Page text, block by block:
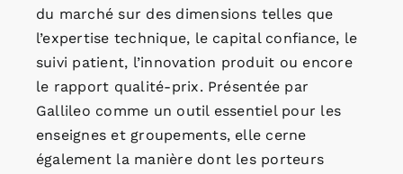
du marché sur des dimensions telles que
l’expertise technique, le capital confiance, le
suivi patient, l’innovation produit ou encore
le rapport qualité-prix. Présentée par
Gallileo comme un outil essentiel pour les
enseignes et groupements, elle cerne
également la manière dont les porteurs